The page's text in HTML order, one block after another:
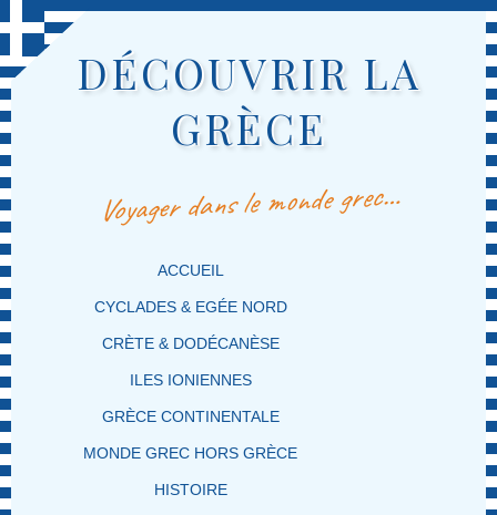
DÉCOUVRIR LA
GRÈCE
Voyager dans le monde grec…
MENU PRINCIPAL
MASQUER LA NAVIGATION PRINCIPALE
MASQUER LA NAVIGATION SECONDAIRE
ACCUEIL
CYCLADES & EGÉE NORD
CRÈTE & DODÉCANÈSE
ILES IONIENNES
GRÈCE CONTINENTALE
MONDE GREC HORS GRÈCE
HISTOIRE